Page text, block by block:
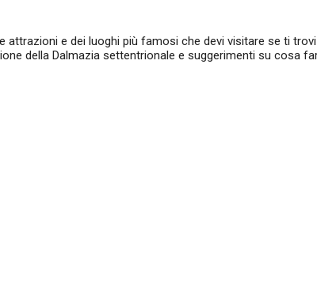
attrazioni e dei luoghi più famosi che devi visitare se ti
della Dalmazia settentrionale e suggerimenti su cosa